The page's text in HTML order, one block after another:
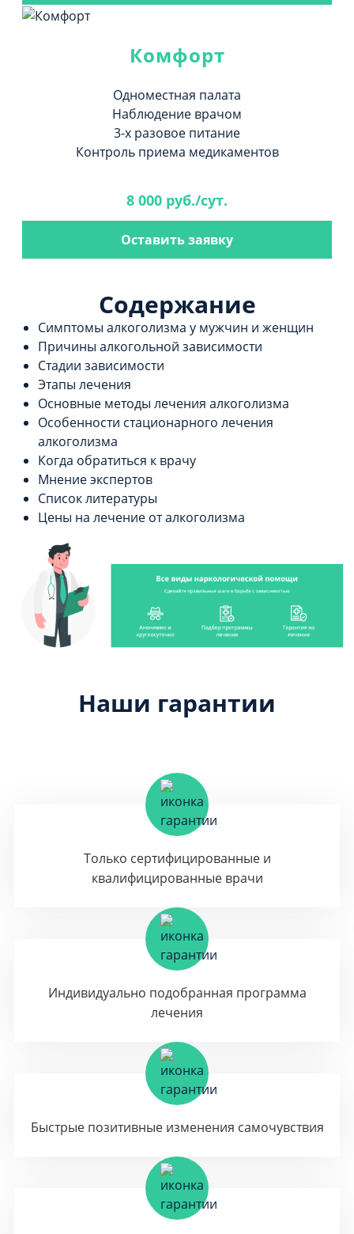
Комфорт
Одноместная палата
Наблюдение врачом
3-х разовое питание
Контроль приема медикаментов
8 000 руб./сут.
Оставить заявку
Содержание
Симптомы алкоголизма у мужчин и женщин
Причины алкогольной зависимости
Стадии зависимости
Этапы лечения
Основные методы лечения алкоголизма
Особенности стационарного лечения
алкоголизма
Когда обратиться к врачу
Мнение экспертов
Список литературы
Цены на лечение от алкоголизма
Наши гарантии
Только сертифицированные и
квалифицированные врачи
Индивидуально подобранная программа
лечения
Быстрые позитивные изменения самочувствия